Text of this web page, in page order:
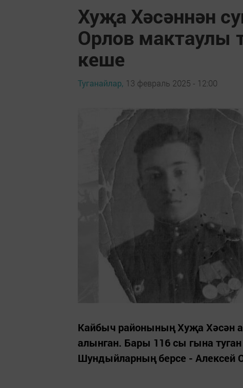
Хуҗа Хәсәннән
Орлов
кеше
Туганайлар, 13 февраль 2025 - 12:00
Кайбыч районының Хуҗа Хәсән
алынган. Бары 116 сы гына
Шундыйларның берсе - Алексей